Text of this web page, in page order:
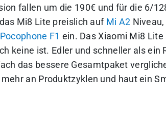
fallen um die 190€ und für die 6/
Mi8 Lite preislich auf Mi A2
Pocophone F1 ein. Das Xiaomi Mi8
keine ist. Edler und schneller als ein
das bessere Gesamtpaket
an Produktzyklen und haut ein